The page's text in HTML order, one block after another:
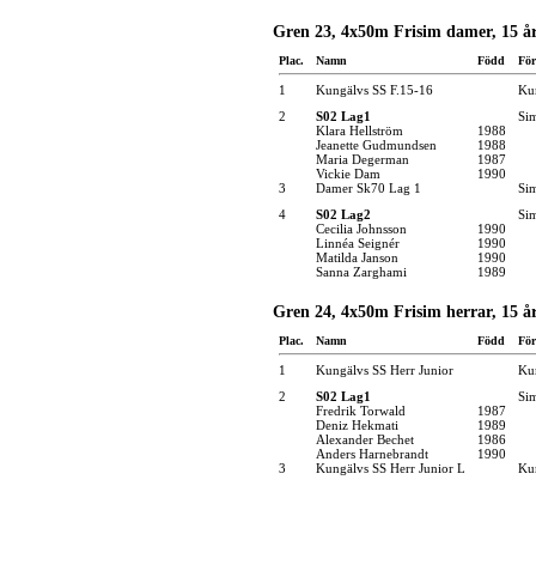
Gren 23, 4x50m Frisim damer, 15
Plac. Namn Född
1 Kungälvs SS F.15-16
2
S02 Lag1
Klara Hellström
1988
Jeanette Gudmundsen
1988
Maria Degerman
1987
Vickie Dam
1990
3
Damer Sk70 Lag 1
4
S02 Lag2
Cecilia Johnsson
1990
Linnéa Seignér
1990
Matilda Janson
1990
Sanna Zarghami
1989
Gren 24, 4x50m Frisim herrar, 15
Plac. Namn Född
1 Kungälvs SS Herr Junior
2
S02 Lag1
Fredrik Torwald
1987
Deniz Hekmati
1989
Alexander Bechet
1986
Anders Harnebrandt
1990
3
Kungälvs SS Herr Junior L